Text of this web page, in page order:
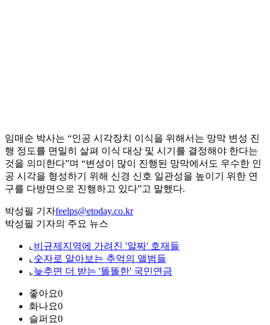
임매순 박사는 “인공 시각장치 이식을 위해서는 망막 변성 진
행 정도를 면밀히 살펴 이식 대상 및 시기를 결정해야 한다는
것을 의미한다”며 “변성이 많이 진행된 망막에서도 우수한 인
공 시각을 형성하기 위해 신경 신호 일관성을 높이기 위한 연
구를 다방면으로 진행하고 있다”고 말했다.
박성필 기자feelps@etoday.co.kr
박성필 기자의 주요 뉴스
⌞ 비규제지역에 가려진 '알짜' 호재들
⌞ 숫자로 알아보는 추억의 앨범들
⌞ 늦추면 더 받는 '똘똘한' 국민연금
좋아요0
화나요0
슬퍼요0